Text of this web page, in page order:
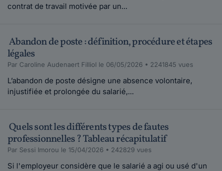
contrat de travail motivée par un...
Abandon de poste : définition, procédure et étapes
légales
Par Caroline Audenaert Filliol le 06/05/2026 • 2241845 vues
L’abandon de poste désigne une absence volontaire,
injustifiée et prolongée du salarié,...
Quels sont les différents types de fautes
professionnelles ? Tableau récapitulatif
Par Sessi Imorou le 15/04/2026 • 242829 vues
Si l'employeur considère que le salarié a agi ou usé d'un